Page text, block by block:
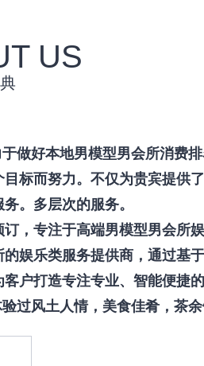
US
做好本地男模型男会所消费
标而努力。不仅为贵宾提供
。多层次的服务。
，专注于高端男模型男会所
娱乐类服务提供商，通过基
户打造专注专业、智能便捷的
过风土人情，美食佳肴，茶